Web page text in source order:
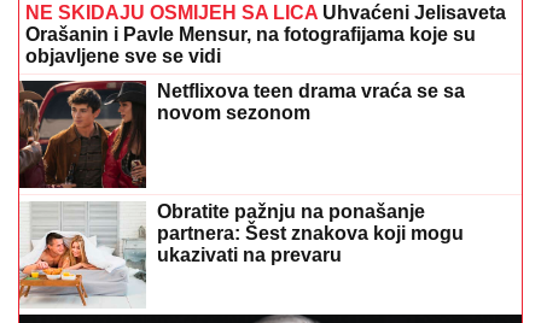
NE SKIDAJU OSMIJEH SA LICA Uhvaćeni Jelisaveta
Orašanin i Pavle Mensur, na fotografijama koje su
objavljene sve se vidi
Netflixova teen drama vraća se sa
novom sezonom
Obratite pažnju na ponašanje
partnera: Šest znakova koji mogu
ukazivati na prevaru